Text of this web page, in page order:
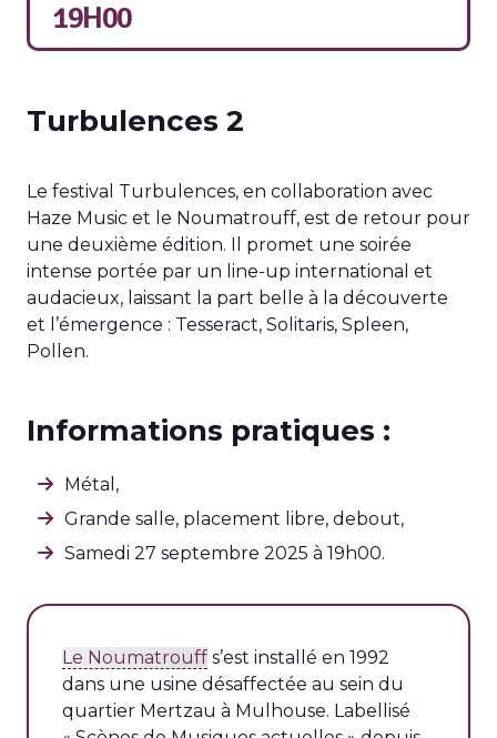
19H00
Turbulences 2
Le festival Turbulences, en collaboration avec
Haze Music et le Noumatrouff, est de retour pour
une deuxième édition. Il promet une soirée
intense portée par un line-up international et
audacieux, laissant la part belle à la découverte
et l’émergence : Tesseract, Solitaris, Spleen,
Pollen.
Informations pratiques :
Métal,
Grande salle, p lacement libre, debout,
Samedi 27 septembre 2025 à 19h00.
Le Noumatrouff s’est installé en 1992
dans une usine désaffectée au sein du
quartier Mertzau à Mulhouse. Labellisé